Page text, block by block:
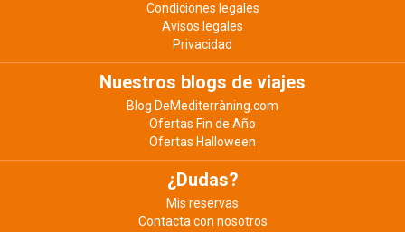
Condiciones legales
Avisos legales
Privacidad
Nuestros blogs de viajes
Blog DeMediterràning.com
Ofertas Fin de Año
Ofertas Halloween
¿Dudas?
Mis reservas
Contacta con nosotros